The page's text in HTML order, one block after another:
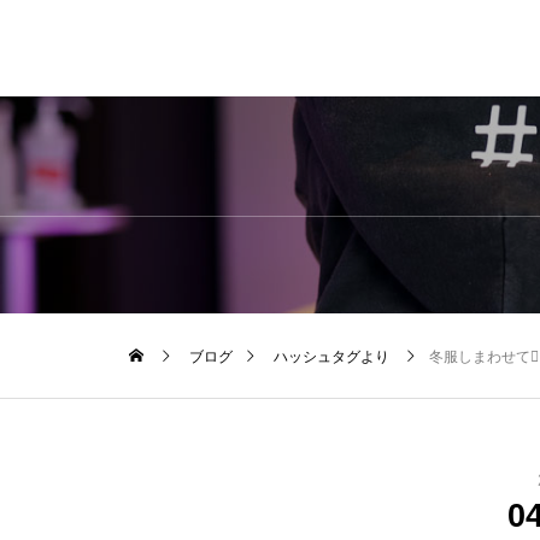
ブログ ハッシュタグより 冬服しまわせて